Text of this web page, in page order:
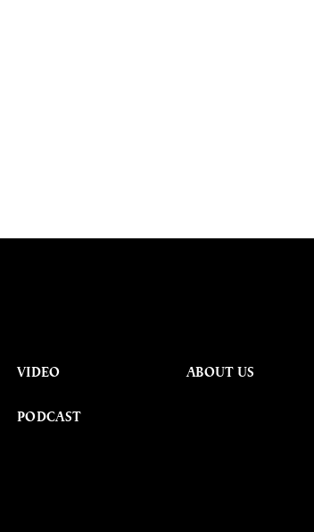
VIDEO
PODCAST
ABOUT US